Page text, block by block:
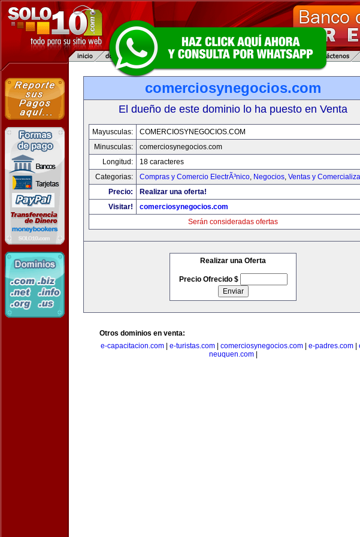
comerciosynegocios.com
El dueño de este dominio lo ha puesto en Venta
Mayusculas:
COMERCIOSYNEGOCIOS.COM
Minusculas:
comerciosynegocios.com
Longitud:
18 caracteres
Categorias:
Compras y Comercio ElectrÃ³nico, Negocios, Ventas y
Precio:
Realizar una oferta!
Visitar!
comerciosynegocios.com
Serán consideradas ofertas
Realizar una Oferta
Precio Ofrecido $
Otros dominios en venta:
e-capacitacion.com
e-turistas.com comerciosynegocios.com e-padres.com
neuquen.com|